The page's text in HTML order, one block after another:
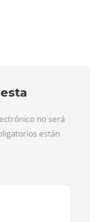
no será
están